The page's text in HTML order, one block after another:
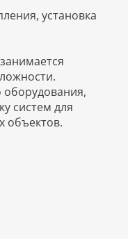
установка
систем для
объектов.